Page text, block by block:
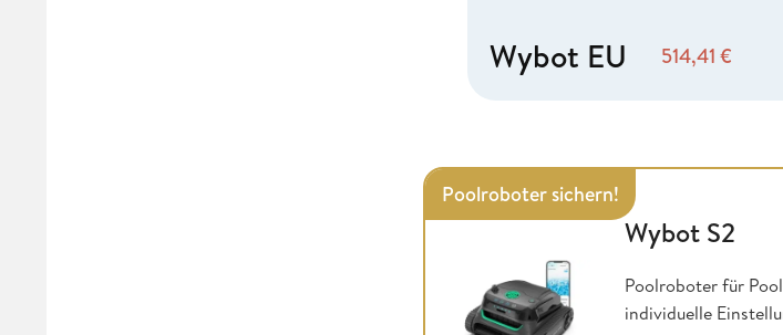
Wybot EU 514,41 €
Poolroboter sichern!
Wybot S2
Poolroboter für
individuelle